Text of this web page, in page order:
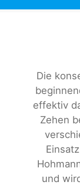
Die
effektiv
Zehen
und